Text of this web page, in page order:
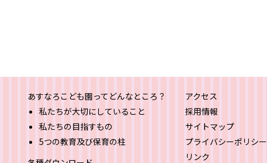
あすなろこども園ってどんなところ？
私たちが大切にしていること
私たちの目指すもの
5つの教育及び保育の柱
アクセス
採用情報
サイトマップ
プライバシーポリシー
リンク